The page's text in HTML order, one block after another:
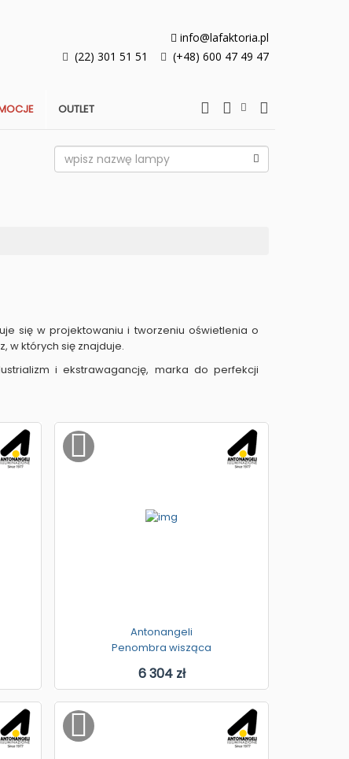
info@lafaktoria.pl
(22) 301 51 51
(+48) 600 47 49 47
OUTLET
się w projektowaniu i tworzeniu oświetlenia o
w których się znajduje.
i ekstrawagancję, marka do perfekcji
Antonangeli
Penombra wisząca
6 304 zł